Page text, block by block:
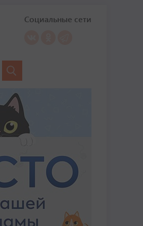
Социальные сети